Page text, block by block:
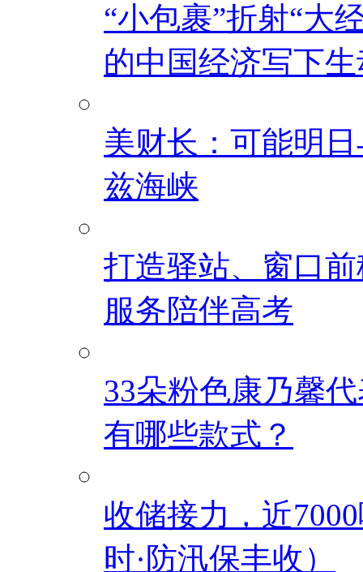
“小包裹”折射“大
的中国经济写下
美财长：可能明
兹海峡
打造驿站、窗口
服务陪伴高考
33朵粉色康乃馨
有哪些款式？
收储接力，近
时·防汛保丰收）